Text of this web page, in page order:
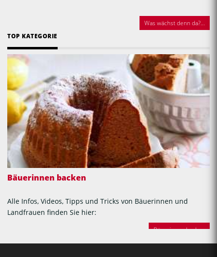
Was wächst denn da?...
TOP KATEGORIE
Bäuerinnen backen
Alle Infos, Videos, Tipps und Tricks von Bäuerinnen und
Landfrauen finden Sie hier:
Bäuerinnen backen